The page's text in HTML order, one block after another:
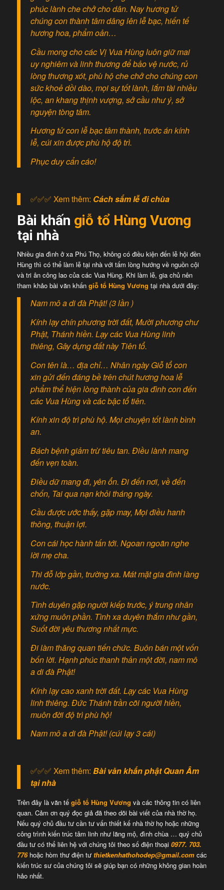
phúc lành che chở cho dân. Nay hương tử
chúng con thành tâm dâng lên lễ bạc, hiến tế
hương hoa, phẩm oản…
Cầu mong cho các Vị Vua Hùng luôn giữ mai
uy nghiêm và linh thương để bảo vệ nước, rủ
lòng thương xót, phù hộ che chở cho chúng con
sức khoẻ dồi dào, mọi sự tốt lành, lắm tài nhiều
lộc, an khang thịnh vượng, sở cầu như ý, sở
nguyện tòng tâm.
Hương tử con lễ bạc tâm thành, trước án kính
lễ, cúi xin được phù hộ độ trì.
Phục duy cẩn cáo!
✅✅✅ Xem thêm: Cách sắm lễ đi chùa
Bài khấn giỗ tổ Hùng Vương
tại nhà
Nhiều gia đình ở xa Phú Thọ, không có điều kiện đến lễ hội đền
Hùng thì có thể làm lễ tại nhà với tấm lòng hướng về nguồn cội
và tri ân công lao của các Vua Hùng. Khi làm lễ, gia chủ nên
tham khảo bài văn khấn giỗ tổ Hùng Vương tại nhà dưới đây:
Nam mô a di đà Phật! (3 lần )
Kính lạy chín phương trời đất, Mười phương chư
Phật, Thánh hiền. Lạy các Vua Hùng linh
thiêng, Gây dựng đất này Tiên tổ.
Con tên là… địa chỉ… Nhân ngày Giỗ tổ con
xin gửi đến đáng bề trên chút hương hoa lễ
phẩm thể hiện lòng thành của gia đình con đến
các Vua Hùng và các bậc tổ tiên.
Kính xin độ trì phù hộ. Mọi chuyện tốt lành bình
an.
Bách bệnh giảm trừ tiêu tan. Điều lành mang
đến vẹn toàn.
Điều dữ mang đi, yên ổn. Đi đến nơi, về đến
chốn, Tai qua nạn khỏi tháng ngày.
Cầu được ước thấy, gặp may, Mọi điều hanh
thông, thuận lợi.
Con cái học hành tấn tới. Ngoan ngoãn nghe
lời mẹ cha.
Thi đỗ lớp gần, trường xa. Mát mặt gia đình làng
nước.
Tình duyên gặp người kiếp trước, ý trung nhân
xứng muôn phần. Tình xa duyên thắm như gần,
Suốt đời yêu thương nhất mực.
Đi làm thăng quan tiến chức. Buôn bán một vốn
bốn lời. Hạnh phúc thanh thản một đời, nam mô
a di đà Phật!
Kính lạy cao xanh trời đất. Lạy các Vua Hùng
linh thiêng. Đức Thánh trần cõi người hiền,
muôn đời độ trì phù hộ!
Nam mô a di đà Phật! (cúi lạy 3 cái)
✅✅✅ Xem thêm: Bài văn khấn phật Quan Âm
tại nhà
Trên đây là văn tế giỗ tổ Hùng Vương và các thông tin có liên
quan. Cảm ơn quý đọc giả đã theo dõi bài viết của nhà thờ họ.
Nếu quý chủ đầu tư cần tư vấn thiết kế nhà thờ họ hoặc những
công trình kiến trúc tâm linh như lăng mộ, đình chùa … quý chủ
đầu tư có thể liên hệ với chúng tôi theo số điện thoại 0977. 703.
776 hoặc hòm thư điện tư thietkenhathohodep@gmail.comcác
kiến trúc sư của chúng tôi sẽ giúp bạn có những không gian hoàn
hảo nhất.